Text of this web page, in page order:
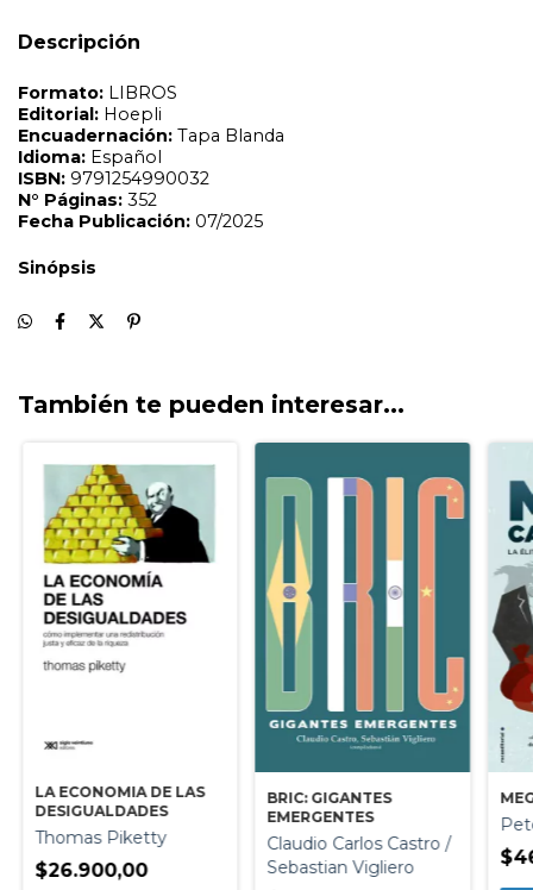
Descripción
También te pueden interesar...
LA ECONOMIA DE LAS
DESIGUALDADES
Thomas Piketty
$26.900,00
BRIC: GIGANTES
EMERGENTES
Claudio Carlos Castro /
Sebastian Vigliero